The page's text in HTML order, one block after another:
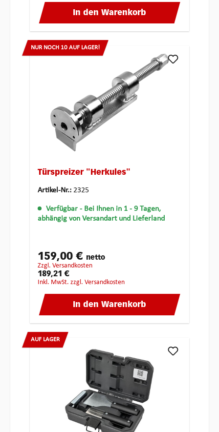
In den Warenkorb
NUR NOCH 10 AUF LAGER!
Türspreizer "Herkules"
Artikel-Nr.: 2325
Verfügbar - Bei Ihnen in 1 - 9 Tagen,
abhängig von Versandart und Lieferland
159,00 € netto
zzgl. Versandkosten
189,21 €
inkl. MwSt. zzgl. Versandkosten
In den Warenkorb
AUF LAGER